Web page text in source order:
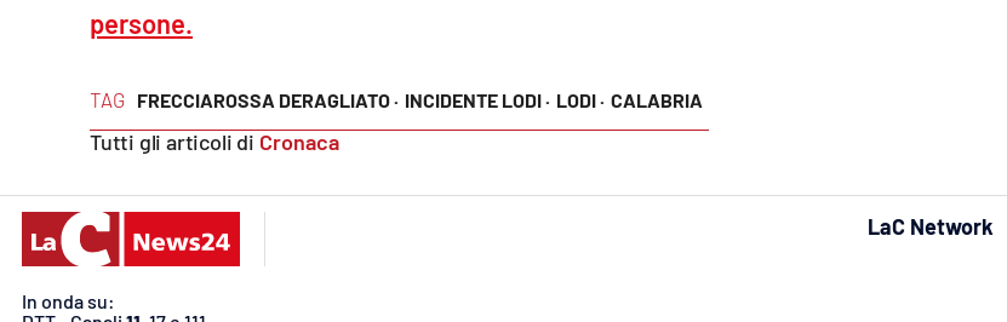
TAG FRECCIAROSSA DERAGLIATO · INCIDENTE LODI · LODI · CALABRIA
Tutti gli articoli di Cronaca
persone.
In onda su:
LaC Network